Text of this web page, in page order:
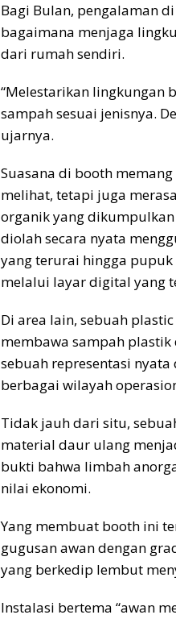
Bagi Bulan, pengalaman
bagaimana menjaga
dari rumah sendiri.
“Melestarikan lingkungan
sampah sesuai jenisnya.
ujarnya.
Suasana di booth
melihat, tetapi juga
organik yang
diolah secara nyata
yang terurai hingga
melalui layar digital yang
Di area lain, sebuah
membawa sampah
sebuah representasi
berbagai wilayah
Tidak jauh dari situ,
material daur ulang
bukti bahwa limbah
nilai ekonomi.
Yang membuat booth ini
gugusan awan dengan
yang berkedip lembut
Instalasi bertema “awan